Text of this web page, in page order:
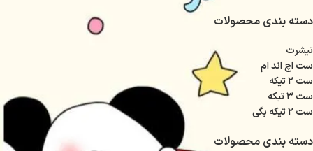
دسته بندی محصولات
تیشرت
ست اچ اند ام
ست ۲ تیکه
ست ۳ تیکه
ست ۲ تیکه بگی
دسته بندی محصولات